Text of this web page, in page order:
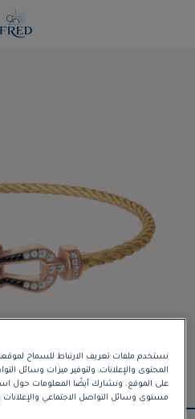
نستخدم ملفات تعريف الارتباط للسماح
المحتوى والإعلانات، ولتوفير ميزات وسائل
على الموقع. ونشارك أيضًا المعلومات حول
مستوى وسائل التواصل الاجتماعي والإعلانات